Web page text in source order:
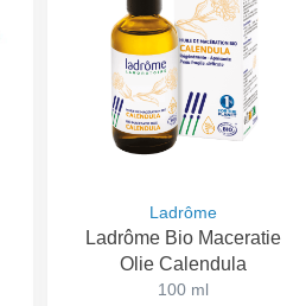
Ladrôme
Ladrôme Bio Maceratie
Olie Calendula
100 ml